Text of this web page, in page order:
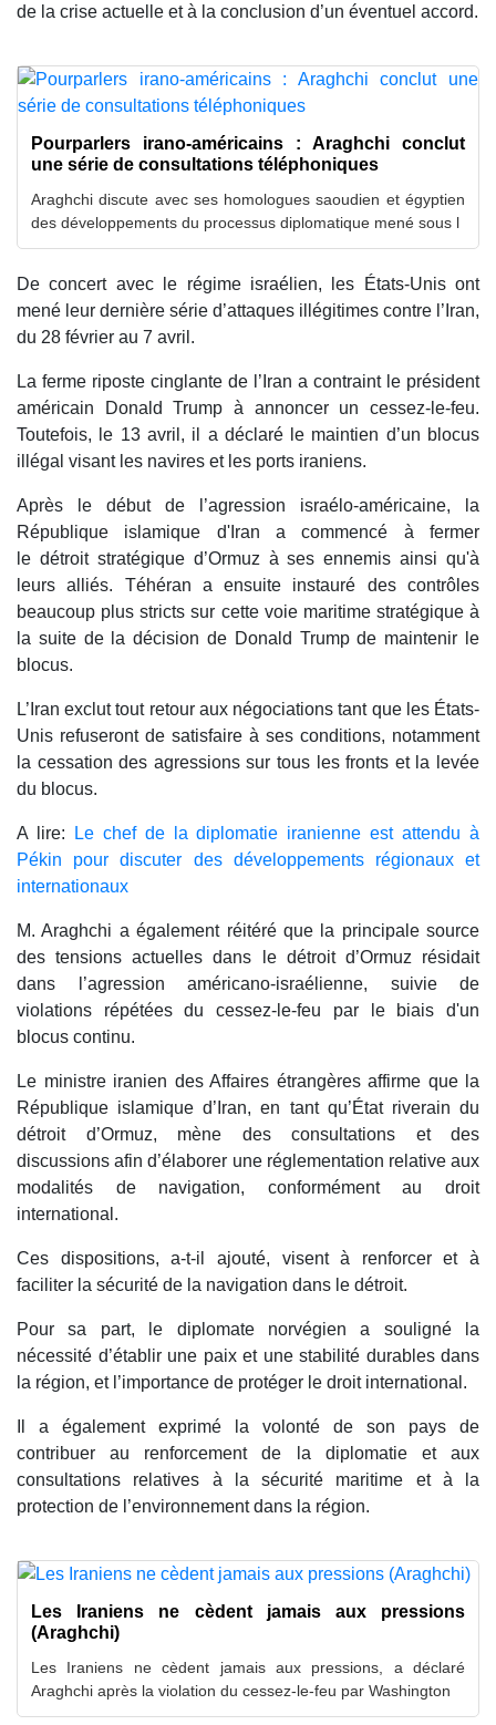
de la crise actuelle et à la conclusion d’un éventuel accord.
Pourparlers irano‑américains : Araghchi conclut
une série de consultations téléphoniques
Araghchi discute avec ses homologues saoudien et égyptien
des développements du processus diplomatique mené sous l
De concert avec le régime israélien, les États-Unis ont
mené leur dernière série d’attaques illégitimes contre l’Iran,
du 28 février au 7 avril.
La ferme riposte cinglante de l’Iran a contraint le président
américain Donald Trump à annoncer un cessez-le-feu.
Toutefois, le 13 avril, il a déclaré le maintien d’un blocus
illégal visant les navires et les ports iraniens.
Après le début de l’agression israélo-américaine, la
République islamique d'Iran a commencé à fermer
le détroit stratégique d’Ormuz à ses ennemis ainsi qu'à
leurs alliés. Téhéran a ensuite instauré des contrôles
beaucoup plus stricts sur cette voie maritime stratégique à
la suite de la décision de Donald Trump de maintenir le
blocus.
L’Iran exclut tout retour aux négociations tant que les États-
Unis refuseront de satisfaire à ses conditions, notamment
la cessation des agressions sur tous les fronts et la levée
du blocus.
A lire:
Le chef de la diplomatie iranienne est attendu à
Pékin pour discuter des développements régionaux et
internationaux
M. Araghchi a également réitéré que la principale source
des tensions actuelles dans le détroit d’Ormuz résidait
dans l’agression américano-israélienne, suivie de
violations répétées du cessez-le-feu par le biais d'un
blocus continu.
Le ministre iranien des Affaires étrangères affirme que la
République islamique d’Iran, en tant qu’État riverain du
détroit d’Ormuz, mène des consultations et des
discussions afin d’élaborer une réglementation relative aux
modalités de navigation, conformément au droit
international.
Ces dispositions, a-t-il ajouté, visent à renforcer et à
faciliter la sécurité de la navigation dans le détroit.
Pour sa part, le diplomate norvégien a souligné la
nécessité d’établir une paix et une stabilité durables dans
la région, et l’importance de protéger le droit international.
Il a également exprimé la volonté de son pays de
contribuer au renforcement de la diplomatie et aux
consultations relatives à la sécurité maritime et à la
protection de l’environnement dans la région.
Les Iraniens ne cèdent jamais aux pressions
(Araghchi)
Les Iraniens ne cèdent jamais aux pressions, a déclaré
Araghchi après la violation du cessez-le-feu par Washington